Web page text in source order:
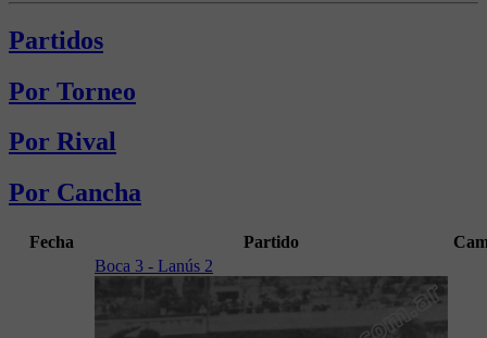
Partidos
Por Torneo
Por Rival
Por Cancha
Fecha Partido
Boca 3 - Lanús 2